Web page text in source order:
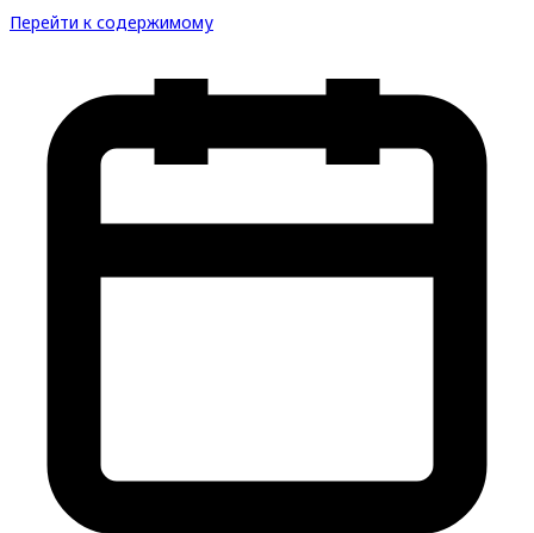
Перейти к содержимому